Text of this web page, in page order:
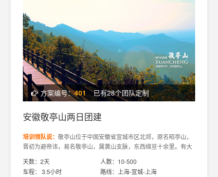
方案编号：401 已有28个团队定制
安徽敬亭山两日团建
培训领队说： 敬亭山位于中国安徽省宣城市区北郊，原名昭亭山，
晋初为避帝讳，易名敬亭山，属黄山支脉，东西绵亘十余里。有大
天数：2天
人数：10-500
车程： 3.5小时
路线：上海-宣城-上海